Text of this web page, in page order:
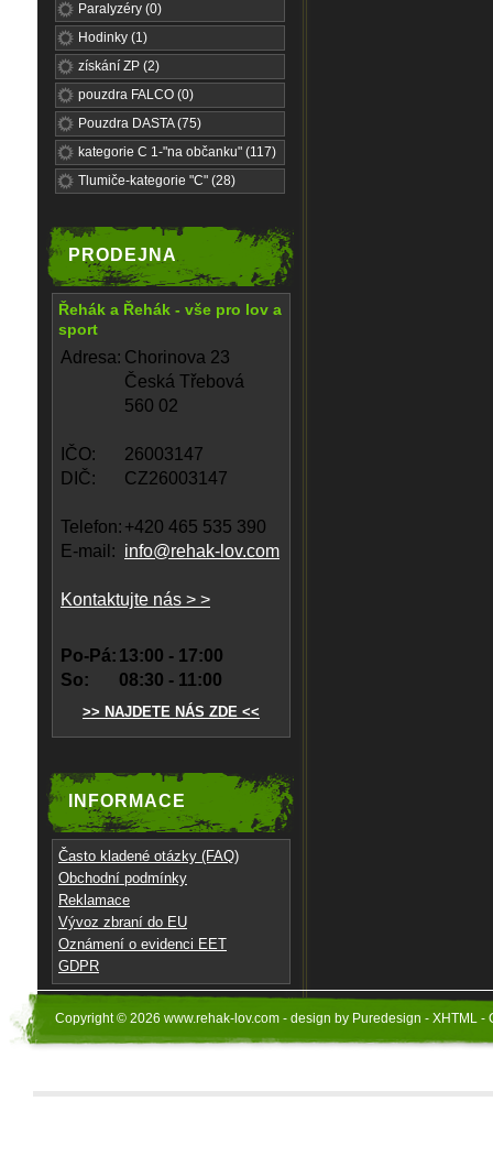
Paralyzéry (0)
Hodinky (1)
získání ZP (2)
pouzdra FALCO (0)
Pouzdra DASTA (75)
kategorie C 1-"na občanku" (117)
Tlumiče-kategorie "C" (28)
PRODEJNA
Řehák a Řehák - vše pro lov a
sport
Adresa: Chorinova 23
Česká Třebová
560 02
IČO:
26003147
DIČ:
CZ26003147
Telefon: +420 465 535 390
E-mail: info@rehak-lov.com
Kontaktujte nás > >
Po-Pá: 13:00 - 17:00
So:
08:30 - 11:00
>> NAJDETE NÁS ZDE <<
INFORMACE
Často kladené otázky (FAQ)
Obchodní podmínky
Reklamace
Vývoz zbraní do EU
Oznámení o evidenci EET
GDPR
Copyright © 2026 www.rehak-lov.com - design by Puredesign - XHTML -